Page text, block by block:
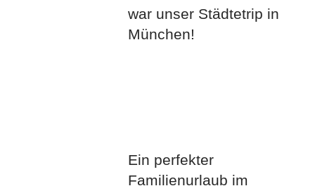
war unser Städtetrip in
München!
Ein perfekter
Familienurlaub im